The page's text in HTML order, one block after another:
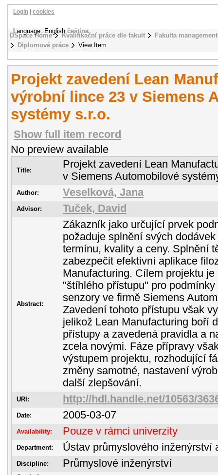
DSpace Home Kvalifikační práce dle fakult
Fakulta
Diplomové práce
View Item
Login cookies
Language: Englishčeština
Projekt zavedení Lean
výrobní lince 23 v Siemens
systémy s.r.o.
Show full item record
No preview available
Title:
Projekt zavedení Lean
v Siemens Automobilové
Author: Veselková, Jana
Advisor: Tuček, David
Abstract:
Zákazník jako určující prvek
požaduje splnění svých
termínu, kvality a ceny. Splnění
zabezpečit efektivní aplikace
Manufacturing. Cílem projektu
"štíhlého přístupu" pro
senzory ve firmě Siemens
Zavedení tohoto přístupu však
jelikož Lean Manufacturing boří
přístupy a zavedená pravidla a
zcela novými. Fáze přípravy
výstupem projektu, rozhodující
změny samotné, nastavení
další zlepšování.
URI: http://hdl.handle.net/10563/
Date: 2005-03-07
Availability: Pouze v rámci univerzity
Department: Ústav průmyslového inženýrství
Discipline: Průmyslové inženýrství